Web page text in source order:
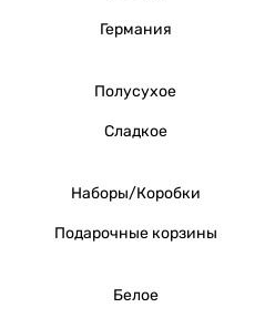
Германия
Полусухое
Сладкое
Наборы/Коробки
Подарочные корзины
Белое